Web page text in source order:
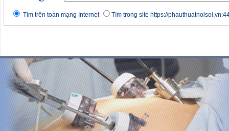
Tìm trên toàn mạng Internet Tìm trong site https://